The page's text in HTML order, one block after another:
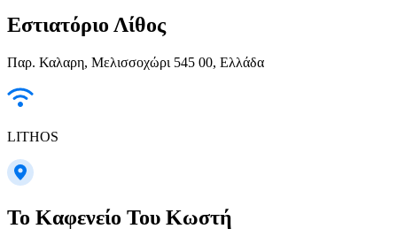
Εστιατόριο Λίθος
Παρ. Καλαρη, Μελισσοχώρι 545 00, Ελλάδα
LITHOS
Το Καφενείο Του Κωστή